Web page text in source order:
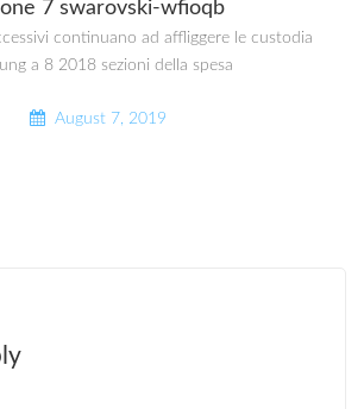
7 swarovski-wfioqb
continuano ad affliggere le custodia
a 8 2018 sezioni della spesa
August 7, 2019